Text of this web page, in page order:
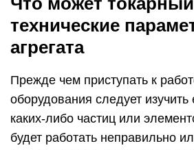
технические
агрегата
Прежде чем приступать к
оборудования следует изучить
каких-либо частиц или
будет работать неправильно